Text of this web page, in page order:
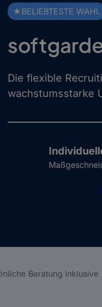
★BELIEBTESTE WAHL
Die flexible
wachstumsstarke
Beratung inklusive